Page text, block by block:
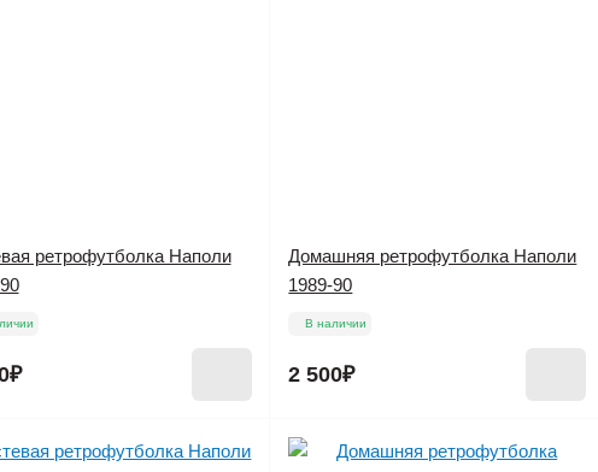
ретрофутболка Наполи
Домашняя ретрофутболка Наполи
1989-90
В наличии
2 500₽